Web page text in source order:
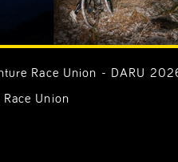
Race Union - DARU
Union